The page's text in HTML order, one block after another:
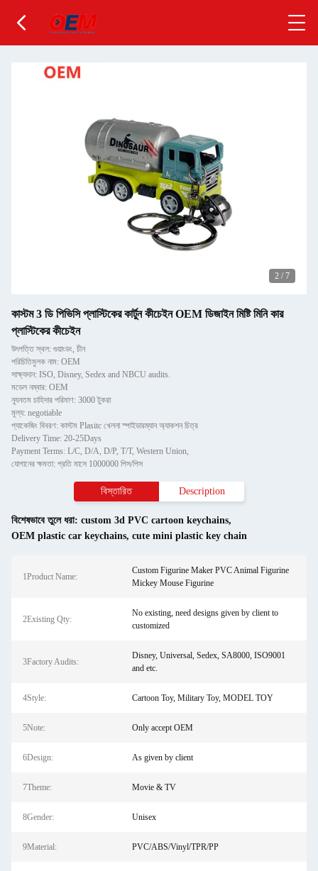
2 / 7
কাস্টম 3 ডি পিভিসি প্লাস্টিকের কার্টুন কীচেইন OEM ডিজাইন মিষ্টি মিনি কার
প্লাস্টিকের কীচেইন
উৎপত্তি স্থল: গুয়াংডং, চীন
পরিচিতিমুলক নাম: OEM
সাক্ষ্যদান: ISO, Disney, Sedex and NBCU audits.
মডেল নম্বার: OEM
ন্যূনতম চাহিদার পরিমাণ: 3000 টুকরা
মূল্য: negotiable
প্যাকেজিং বিবরণ: কাস্টম Plasitc খেলনা স্পাইডারম্যান অ্যাকশন চিত্র
Delivery Time: 20-25Days
Payment Terms: L/C, D/A, D/P, T/T, Western Union,
যোগানের ক্ষমতা: প্রতি মাসে 1000000 পিস/পিস
বিস্তারিত Description
বিশেষভাবে তুলে ধরা: custom 3d PVC cartoon keychains,
OEM plastic car keychains, cute mini plastic key chain
1Product Name:
Custom Figurine Maker PVC Animal Figurine
Mickey Mouse Figurine
2Existing Qty:
No existing, need designs given by client to
customized
3Factory Audits:
Disney, Universal, Sedex, SA8000, ISO9001
and etc.
4Style: Cartoon Toy, Military Toy, MODEL TOY
5Note: Only accept OEM
6Design: As given by client
7Theme: Movie & TV
8Gender: Unisex
9Material: PVC/ABS/Vinyl/TPR/PP